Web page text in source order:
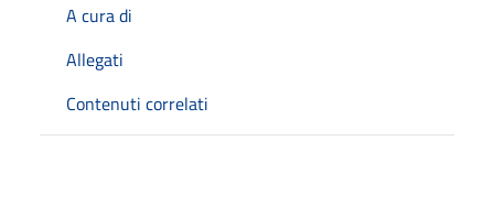
A cura di
Allegati
Contenuti correlati